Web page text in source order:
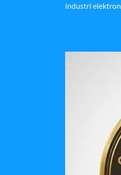
industri